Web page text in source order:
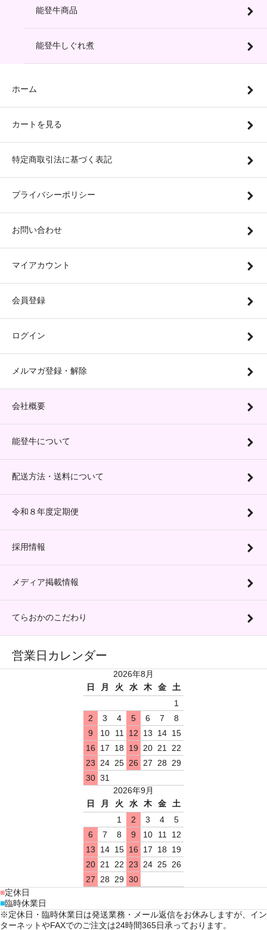
能登牛商品
能登牛しぐれ煮
ホーム
カートを見る
特定商取引法に基づく表記
プライバシーポリシー
お問い合わせ
マイアカウント
会員登録
ログイン
メルマガ登録・解除
会社概要
能登牛について
配送方法・送料について
令和８年度定期便
採用情報
メディア掲載情報
てらおかのこだわり
営業日カレンダー
2026年8月
日
月 火 水 木 金
土
1
2
3 4 5 6 7
8
9
10 11 12 13 14 15
16
17 18 19 20 21 22
23 24 25 26 27 28 29
30 31
2026年9月
日
月 火 水 木 金
土
1
2 3 4
5
6
7 8 9 10 11 12
13
14 15 16 17 18
19
20 21 22 23 24 25 26
27 28 29 30
■定休日
■臨時休業日
※定休日・臨時休業日は発送業務・メール返信をお休みしますが、イン
ターネットやFAXでのご注文は24時間365日承っております。